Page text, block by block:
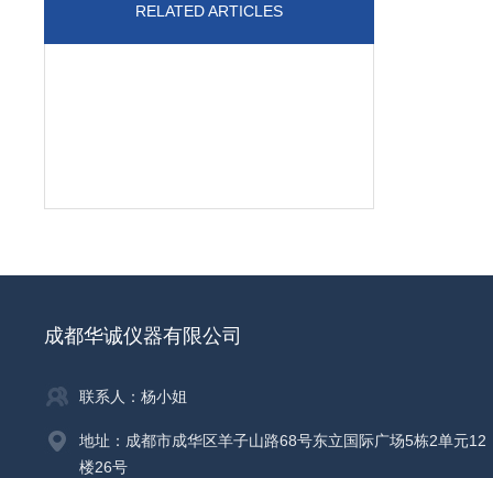
RELATED ARTICLES
成都华诚仪器有限公司
联系人：杨小姐
地址：成都市成华区羊子山路68号东立国际广场5栋2单元12
楼26号